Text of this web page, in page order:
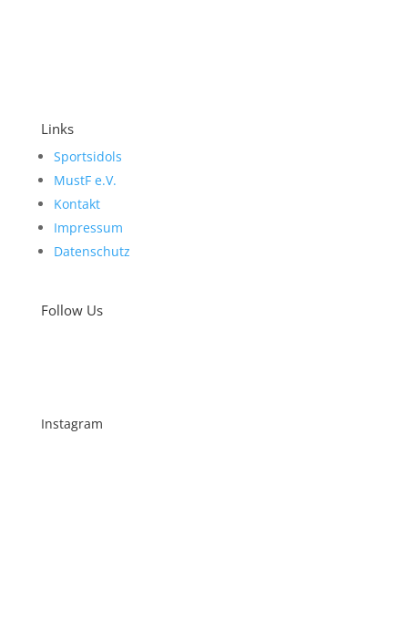
Links
Sportsidols
MustF e.V.
Kontakt
Impressum
Datenschutz
Follow Us
Instagram